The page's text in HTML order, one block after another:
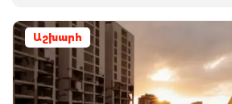
Աշխարհ